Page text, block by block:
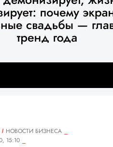
НОВОСТИ БИЗНЕСА
15:10